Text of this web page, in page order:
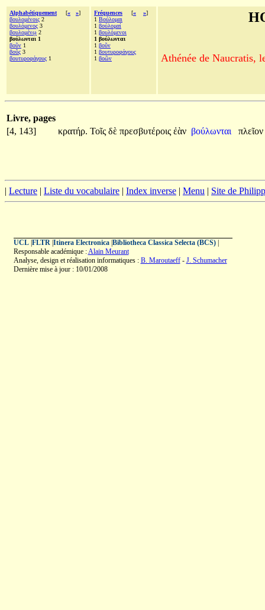
Alphabétiquement [« »]
βουλομένοις 2
βουλόμενος 3
βουλομένῳ 2
βούλωνται 1
βοῦν 1
βοῦς 3
βουτυροφάγους 1
Fréquences [« »]
1 Βούλομαι
1 βούλομαί
1 βουλόμενοι
1 βούλωνται
1 βοῦν
1 βουτυροφάγους
1 βοῶν Athénée de Naucratis,
Livre, pages
[4, 143]
κρατήρ. Τοῖς δὲ πρεσβυτέροις ἐὰν βούλωνται πλεῖον
| Lecture | Liste du vocabulaire | Index inverse | Menu | Site de
UCL| FLTR| Itinera Electronica| Bibliotheca Classica Selecta (BCS)|
Responsable académique :Alain Meurant
Analyse, design et réalisation informatiques : B. Maroutaeff- J. Schumacher
Dernière mise à jour : 10/01/2008